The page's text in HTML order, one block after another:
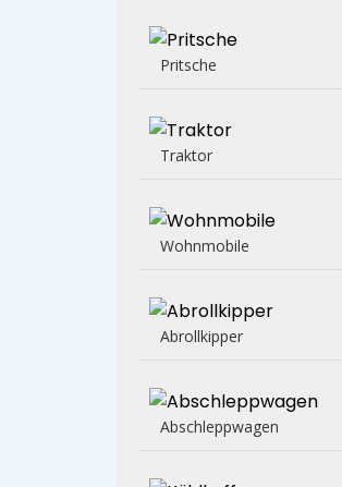
Pritsche
Traktor
Wohnmobile
Abrollkipper
Abschleppwagen